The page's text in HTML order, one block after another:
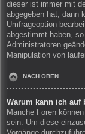
dieser ist immer mit
abgegeben hat, dann
Umfrageoption
abgestimmt haben,
Administratoren
Manipulation von
NACH OBEN
Warum kann ich auf
Manche Foren
sein. Um diese